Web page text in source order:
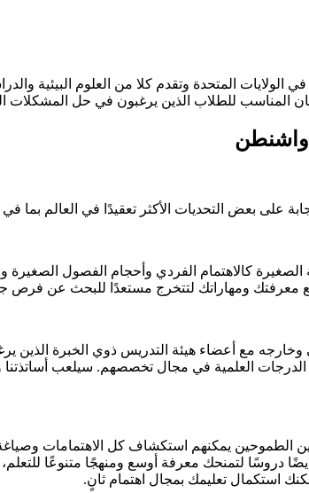
الولايات المتحدة وتقدم كلا من العلوم البيئية
المناسب للطلاب الذين يرغبون في حل المشكلات
واشنطن
على بعض التحديات الأكثر تعقيدًا في العالم بما في
كالاهتمام الفردي وأحجام الفصول الصغيرة
معرفتك ومهاراتك لتتخرج مستعدًا للبحث عن فرص
و74% منهم يحملون أعلى الدرجات العلمية في مجال
الطموحين يمكنهم استكشاف كل الاهتمامات
أيضًا دروسًا لتمنحك معرفة أوسع ومنهجًا متنوعًا
استكمال تعليمك بمجال اهتمام ثانٍ.